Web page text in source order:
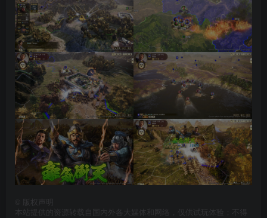
版权声明
本站提供的资源转载自国内外各大媒体和网络，仅供试玩体验；不得